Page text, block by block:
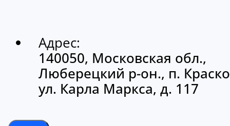
Адрес:
140050, Московская обл.,
Люберецкий р-он., п.
ул. Карла Маркса, д. 117